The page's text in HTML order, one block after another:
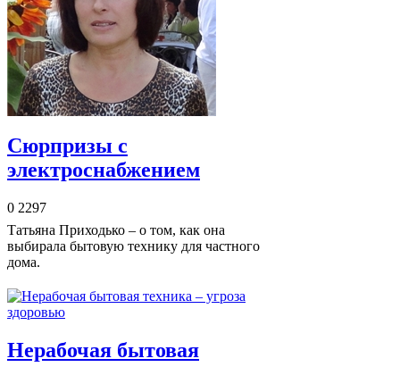
Сюрпризы с
электроснабжением
0 2297
Татьяна Приходько – о том, как она
выбирала бытовую технику для частного
дома.
Нерабочая бытовая